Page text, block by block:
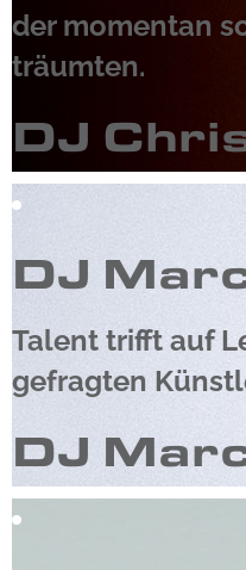
der momentan
träumten.
DJ
DJ
Talent trifft auf
gefragten
DJ